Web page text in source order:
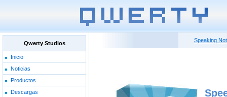
Qwerty Studios
Inicio
Noticias
Productos
Descargas
Speaking